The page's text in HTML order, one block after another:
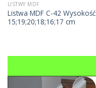
LISTWY MDF
Listwa MDF C-42 Wysokość
15;19;20;18;16;17 cm